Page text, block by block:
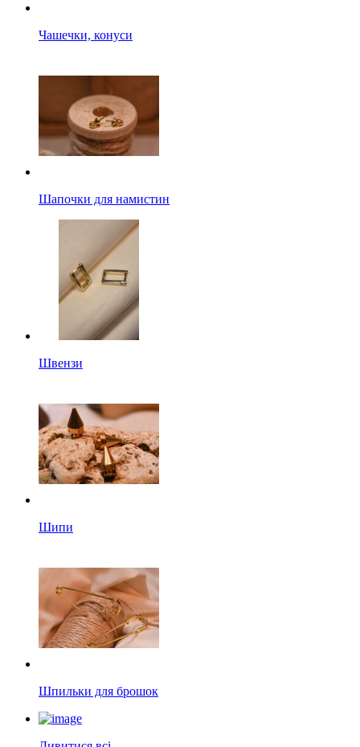
Чашечки, конуси
Шапочки для намистин
Швензи
Шипи
Шпильки для брошок